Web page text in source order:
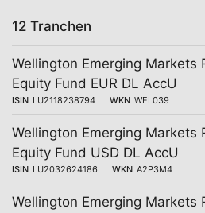
12 Tranchen
Wellington Emerging Markets
Equity Fund EUR DL AccU
ISIN LU2118238794 WKN WEL039
Wellington Emerging Markets
Equity Fund USD DL AccU
ISIN LU2032624186 WKN A2P3M4
Wellington Emerging Markets